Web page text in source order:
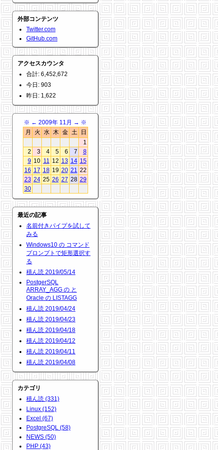
外部コンテンツ
Twitter.com
GitHub.com
アクセスカウンタ
合計: 6,452,672
今日: 903
昨日: 1,622
※ ← 2009年 11月 → ※
月
火 水 木 金 土
日
1
2
3 4 5 6 7
8
9 10 11 12 13 14 15
16 17 18 19 20 21 22
23 24 25 26 27 28 29
30
最近の記事
名前付きパイプを試して
みる
Windows10 の コマンド
プロンプトで矩形選択す
る
積ん読 2019/05/14
PostgerSQL
ARRAY_AGG の と
Oracle の LISTAGG
積ん読 2019/04/24
積ん読 2019/04/23
積ん読 2019/04/18
積ん読 2019/04/12
積ん読 2019/04/11
積ん読 2019/04/08
カテゴリ
積ん読 (331)
Linux (152)
Excel (67)
PostgreSQL (58)
NEWS (50)
PHP (43)